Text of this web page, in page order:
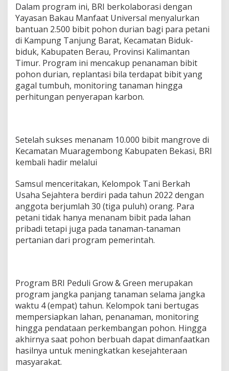
a
n
a
m
d
i
B
e
r
u
Dalam program ini, BRI berkolaborasi dengan
Yayasan Bakau Manfaat Universal menyalurkan
bantuan 2.500 bibit pohon durian bagi para petani
di Kampung Tanjung Barat, Kecamatan Biduk-
biduk, Kabupaten Berau, Provinsi Kalimantan
Timur. Program ini mencakup penanaman bibit
pohon durian, replantasi bila terdapat bibit yang
gagal tumbuh, monitoring tanaman hingga
perhitungan penyerapan karbon.
Setelah sukses menanam 10.000 bibit mangrove di
Kecamatan Muaragembong Kabupaten Bekasi, BRI
kembali hadir melalui
Samsul menceritakan, Kelompok Tani Berkah
Usaha Sejahtera berdiri pada tahun 2022 dengan
anggota berjumlah 30 (tiga puluh) orang. Para
petani tidak hanya menanam bibit pada lahan
pribadi tetapi juga pada tanaman-tanaman
pertanian dari program pemerintah.
Program BRI Peduli Grow & Green merupakan
program jangka panjang tanaman selama jangka
waktu 4 (empat) tahun. Kelompok tani bertugas
mempersiapkan lahan, penanaman, monitoring
hingga pendataan perkembangan pohon. Hingga
akhirnya saat pohon berbuah dapat dimanfaatkan
hasilnya untuk meningkatkan kesejahteraan
masyarakat.